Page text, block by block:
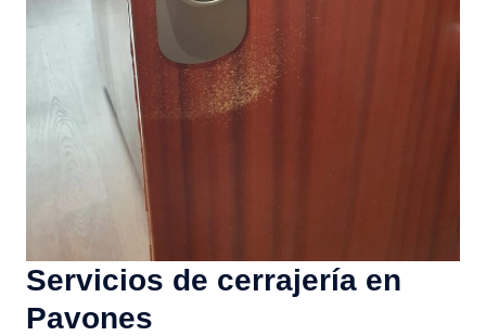
Servicios de cerrajería en
Pavones